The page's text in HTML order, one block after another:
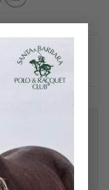
×
Gerekli alanlar